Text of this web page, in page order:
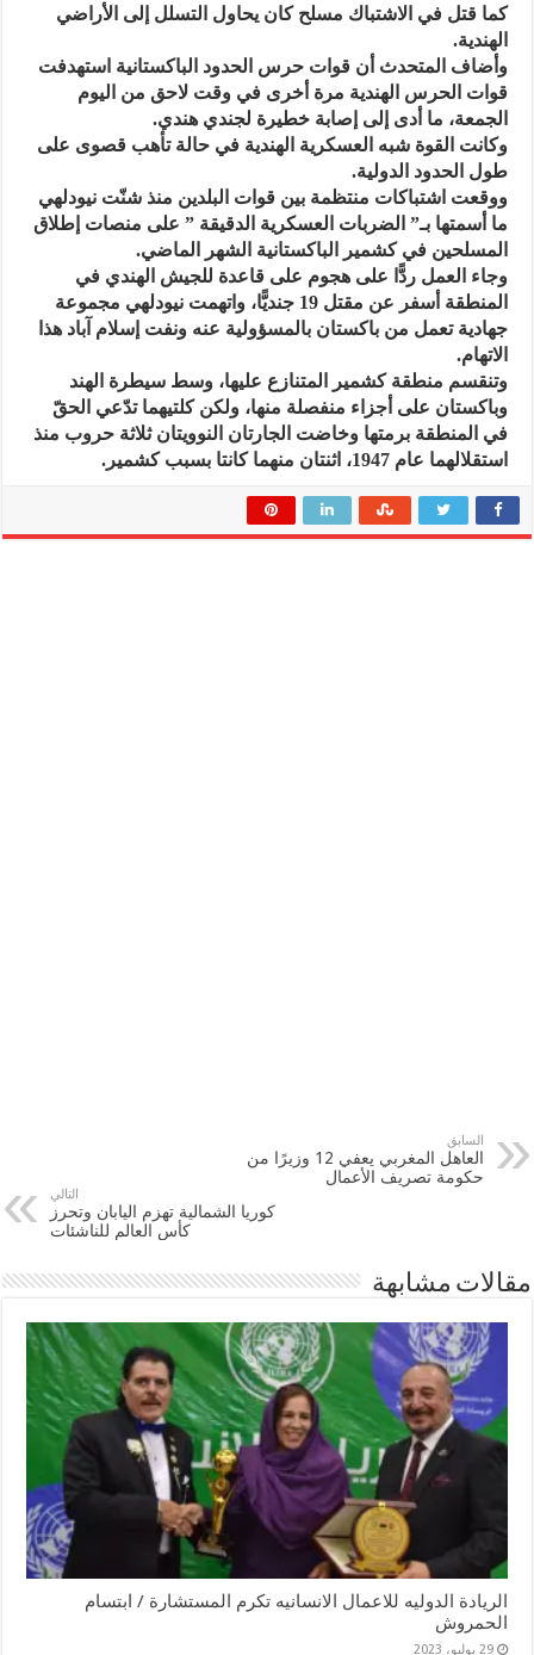
كما قتل في الاشتباك مسلح كان يحاول التسلل إلى الأراضي
الهندية.
وأضاف المتحدث أن قوات حرس الحدود الباكستانية استهدفت
قوات الحرس الهندية مرة أخرى في وقت لاحق من اليوم
الجمعة، ما أدى إلى إصابة خطيرة لجندي هندي.
وكانت القوة شبه العسكرية الهندية في حالة تأهب قصوى على
طول الحدود الدولية.
ووقعت اشتباكات منتظمة بين قوات البلدين منذ شنّت نيودلهي
ما أسمتها بـ” الضربات العسكرية الدقيقة ” على منصات إطلاق
المسلحين في كشمير الباكستانية الشهر الماضي.
وجاء العمل ردًّا على هجوم على قاعدة للجيش الهندي في
المنطقة أسفر عن مقتل 19 جنديًّا، واتهمت نيودلهي مجموعة
جهادية تعمل من باكستان بالمسؤولية عنه ونفت إسلام آباد هذا
الاتهام.
وتنقسم منطقة كشمير المتنازع عليها، وسط سيطرة الهند
وباكستان على أجزاء منفصلة منها، ولكن كلتيهما تدّعي الحقّ
في المنطقة برمتها وخاضت الجارتان النوويتان ثلاثة حروب منذ
استقلالهما عام 1947، اثنتان منهما كانتا بسبب كشمير.
السابق
العاهل المغربي يعفي 12 وزيرًا من
حكومة تصريف الأعمال
التالي
كوريا الشمالية تهزم اليابان وتحرز
كأس العالم للناشئات
مقالات مشابهة
الريادة الدوليه للاعمال الانسانيه تكرم المستشارة / ابتسام
الحمروش
29 يوليو، 2023